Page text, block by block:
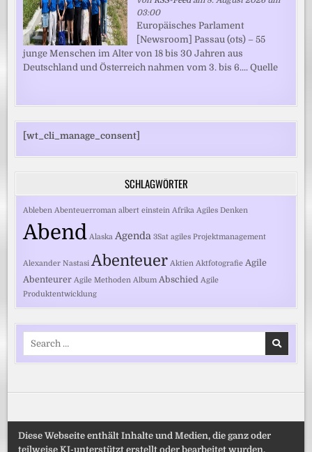
03:00
Europäisches Parlament
[Newsroom] Passau (ots) – 55
junge Menschen im Alter von 18 bis 30 Jahren aus
Deutschland und Österreich nahmen vom 3. bis 6.... Quelle
[wt_cli_manage_consent]
SCHLAGWÖRTER
Ableben Abenteuerroman albert einstein Afrika Agiles Denken
Abend Alaska Agenda 3Sat agiles Projektmanagement
Alexander Nastasi Abenteuer Aktien Aktfotografie Agile
Abenteurer Agile Methoden Album Abschied Agile
Produktentwicklung
Search
Diese Webseite enthält Inhalte und Medien, die ganz oder
teilweise KI-unterstützt erstellt oder bearbeitet wurden.